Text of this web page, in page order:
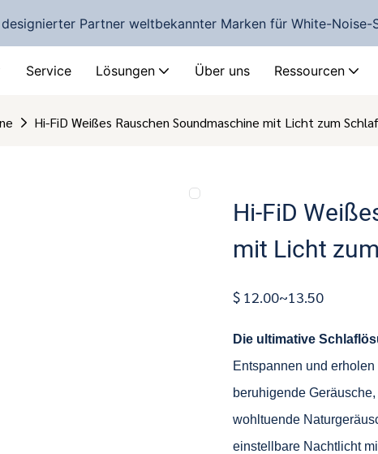
Partner weltbekannter Marken für White-Noise-
Service Lösungen Über uns Ressourcen
Hi-FiD Weißes Rauschen Soundmaschine mit Licht zum
Hi-FiD
mit Licht
$ 12.00~13.50
Die ultimative
Entspannen und
beruhigende
wohltuende
einstellbare Nachtlicht